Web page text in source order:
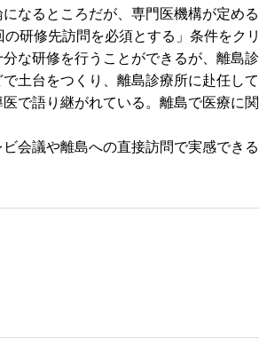
なるところだが、専門医機構が定め
研修先訪問を必須とする」条件をク
な研修を行うことができるが、離島
土台をつくり、離島診療所に赴任し
で語り継がれている。離島で医療に
会議や離島への直接訪問で実感でき